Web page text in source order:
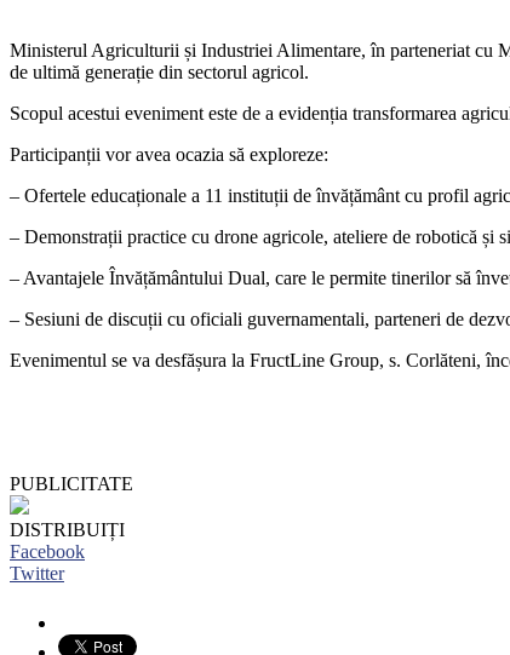
Ministerul Agriculturii și Industriei Alimentare, în parteneriat cu
de ultimă generație din sectorul agricol.
Scopul acestui eveniment este de a evidenția transformarea
Participanții vor avea ocazia să exploreze:
– Ofertele educaționale a 11 instituții de învățământ cu profil
– Demonstrații practice cu drone agricole, ateliere de robotică și
– Avantajele Învățământului Dual, care le permite tinerilor să
– Sesiuni de discuții cu oficiali guvernamentali, parteneri de
Evenimentul se va desfășura la FructLine Group, s. Corlăteni,
PUBLICITATE
DISTRIBUIȚI
Facebook
Twitter